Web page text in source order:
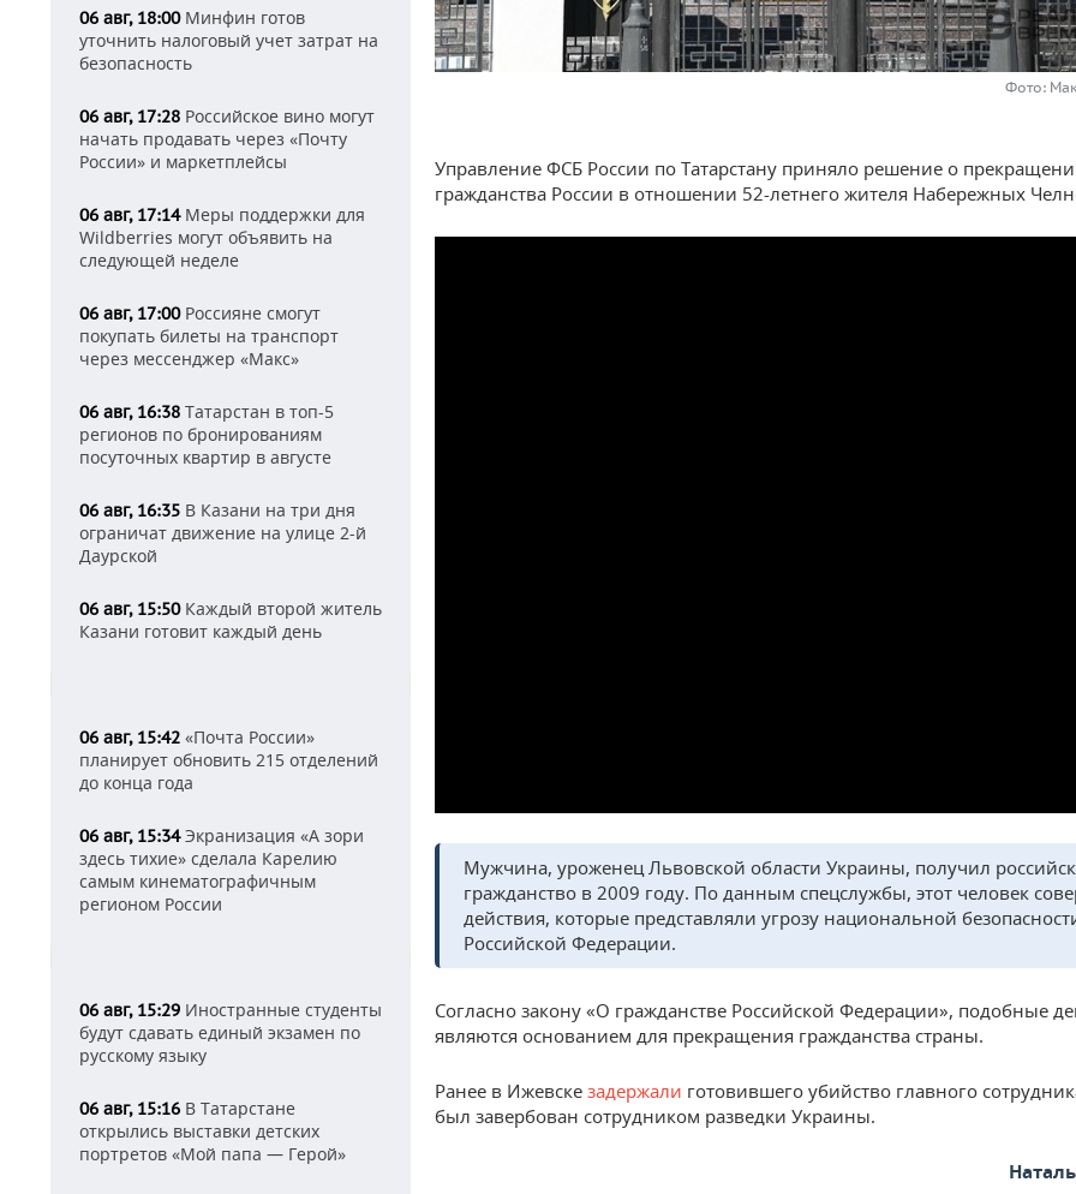
06 авг, 18:00Минфин готов
уточнить налоговый учет затрат на
безопасность
06 авг, 17:28 Российское вино могут
начать продавать через «Почту
России» и маркетплейсы
06 авг, 17:14Меры поддержки для
Wildberries могут объявить на
следующей неделе
06 авг, 17:00Россияне смогут
покупать билеты на транспорт
через мессенджер «Макс»
06 авг, 16:38 Татарстан в топ-5
регионов по бронированиям
посуточных квартир в августе
06 авг, 16:35 В Казани на три дня
ограничат движение на улице 2-й
Даурской
06 авг, 15:50Каждый второй житель
Казани готовит каждый день
06 авг, 15:42 «Почта России»
планирует обновить 215 отделений
до конца года
06 авг, 15:34Экранизация «А зори
здесь тихие» сделала Карелию
самым кинематографичным
регионом России
06 авг, 15:29 Иностранные студенты
будут сдавать единый экзамен по
русскому языку
06 авг, 15:16 В Татарстане
открылись выставки детских
портретов «Мой папа — Герой»
Фото:
Управление ФСБ России по Татарстану приняло решение о
гражданства России в отношении 52-летнего жителя Набережных
Мужчина, уроженец Львовской области Украины, получил
гражданство в 2009 году. По данным спецслужбы, этот человек
действия, которые представляли угрозу национальной
Российской Федерации.
Согласно закону «О гражданстве Российской Федерации», подобные
являются основанием для прекращения гражданства страны.
Ранее в Ижевске задержали готовившего убийство главного
был завербован сотрудником разведки Украины.